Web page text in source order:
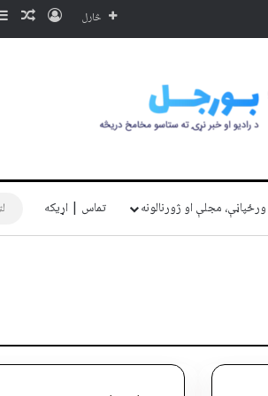
څارل ننوتل
ورځپاڼې، مجلې او ژورنالونه تماس | اړیکه